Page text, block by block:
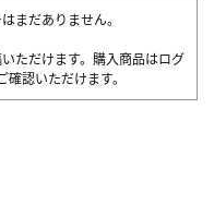
まだありません。
ただけます。購入商品はログ
確認いただけます。